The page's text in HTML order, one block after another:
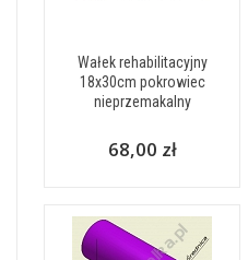
Wałek rehabilitacyjny
18x30cm pokrowiec
nieprzemakalny
68,00 zł